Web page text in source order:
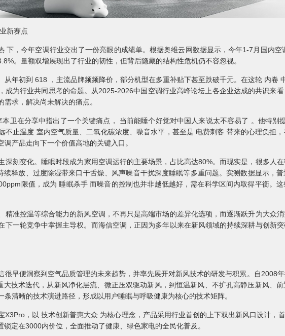
新赛点
下，今年空调行业交出了一份亮眼的成绩单。根据奥维云网数据显示，今年1-7月国内
。量额双增展现出了行业的韧性，但背后隐藏的结构性危机仍不容忽视。
从年初到 618 ，主流品牌频频降价，部分机型在多重补贴下甚至跌破千元。在这轮 内卷
成为行业共同思考的命题。从2025-2026中国空调行业高峰论坛上各企业达成的共识来
求，解决尚未解决的痛点。
卫在分享中指出了一个关键痛点， 当前能睡个好觉对中国人来说太不容易了 。他特别
不止温度 室内空气质量、二氧化碳浓度、噪音水平，甚至是 电费刺客 带来的心理负担
产品走向下一个价值高地的关键入口。
深刻变化。睡眠时段成为家用空调运行的主要场景，占比高达80%。而现实是，很多人
释放、过度除湿带来口干舌燥、风声噪音干扰深度睡眠等多重问题。实测数据显示，
限值，成为 睡眠杀手 而噪音的控制也并非越低越好，需在科学区间内取得平衡。
精准控温等综合能力的新风空调，不再只是高端市场的差异化选项，而逐渐跃升为大众
下一轮竞争中掌握主导权。而海信空调，正因为多年以来在新风领域的持续深耕与创新
很早便洞察到空气品质管理的未来趋势，并率先展开对新风技术的研发与积累。自2008
技术迭代，从新风净化层流、微正压双驱动新风，到恒温新风、不扩孔高静压新风、
清晰的技术演进路径，形成以用户睡眠与呼吸健康为核心的技术矩阵。
X3Pro，以 技术创新普惠大众 为核心理念，产品采用行业首创的上下双出新风口设计，
定在3000内价位，全面推动了健康、绿色家电的全民化普及。